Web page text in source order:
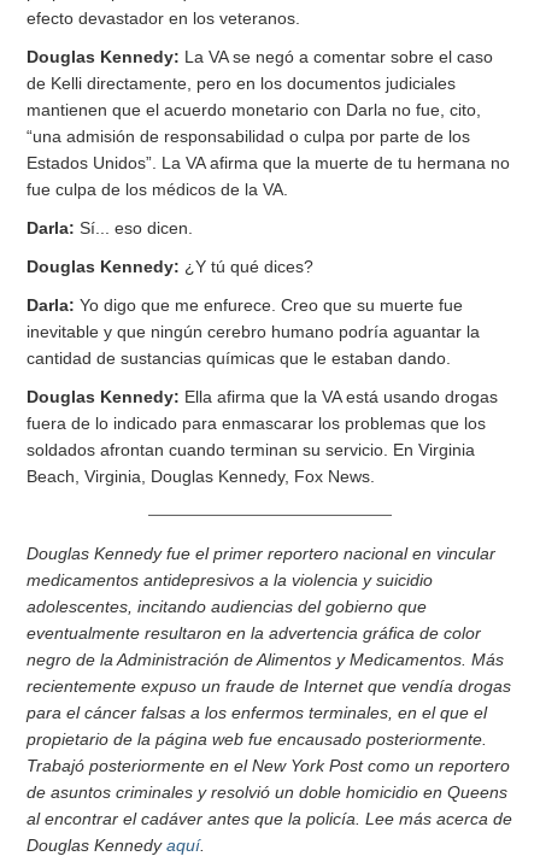
efecto devastador en los veteranos.
Douglas Kennedy: La VA se negó a comentar sobre el caso
de Kelli directamente, pero en los documentos judiciales
mantienen que el acuerdo monetario con Darla no fue, cito,
“una admisión de responsabilidad o culpa por parte de los
Estados Unidos”. La VA afirma que la muerte de tu hermana no
fue culpa de los médicos de la VA.
Darla: Sí... eso dicen.
Douglas Kennedy: ¿Y tú qué dices?
Darla: Yo digo que me enfurece. Creo que su muerte fue
inevitable y que ningún cerebro humano podría aguantar la
cantidad de sustancias químicas que le estaban dando.
Douglas Kennedy: Ella afirma que la VA está usando drogas
fuera de lo indicado para enmascarar los problemas que los
soldados afrontan cuando terminan su servicio. En Virginia
Beach, Virginia, Douglas Kennedy, Fox News.
Douglas Kennedy fue el primer reportero nacional en vincular
medicamentos antidepresivos a la violencia y suicidio
adolescentes, incitando audiencias del gobierno que
eventualmente resultaron en la advertencia gráfica de color
negro de la Administración de Alimentos y Medicamentos. Más
recientemente expuso un fraude de Internet que vendía drogas
para el cáncer falsas a los enfermos terminales, en el que el
propietario de la página web fue encausado posteriormente.
Trabajó posteriormente en el New York Post como un reportero
de asuntos criminales y resolvió un doble homicidio en Queens
al encontrar el cadáver antes que la policía. Lee más acerca de
Douglas Kennedyaquí.